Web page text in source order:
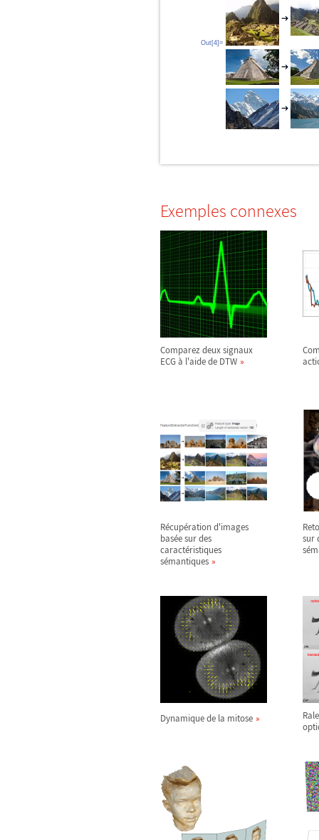
Out[4]=
Exemples connexes
Comparez deux signaux
ECG à l'aide de DTW
Récupération d'images
basée sur des
caractéristiques
sémantiques
sur
Dynamique de la mitose